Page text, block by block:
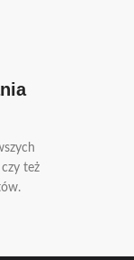
też